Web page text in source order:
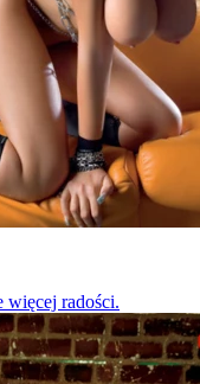
więcej radości.